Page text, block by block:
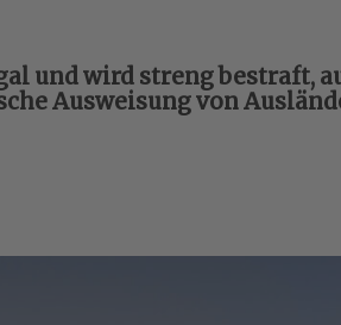
und wird streng bestraft,
Ausweisung von